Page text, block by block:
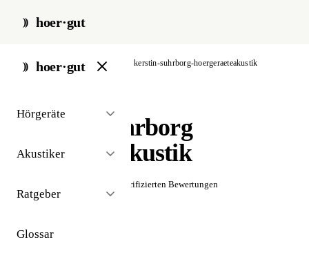
hoer·gut
hoer·gut
Hörgeräte
Akustiker
Ratgeber
Glossar
start / akustiker / stuttgart kerstin-suhrborg-hoergeraeteakustik
Kerstin Suhrborg
Hörgeräteakustik
Noch keine verifizierten Bewertungen